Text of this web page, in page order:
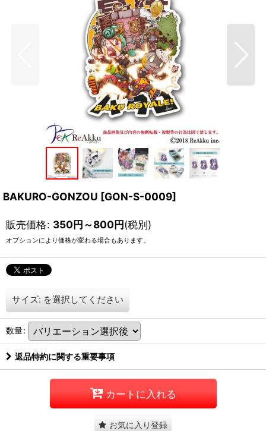
BAKURO-GONZOU [GON-S-0009]
販売価格: 350円～800円(税別)
オプションにより価格が変わる場合もあります。
サイズ: を選択してください
数量:
返品特約に関する重要事項
カートに入れる
お気に入り登録